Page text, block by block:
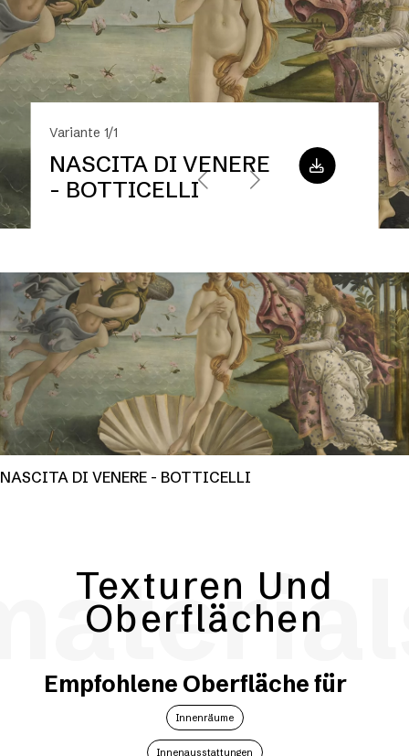
Variante 1/1
NASCITA DI VENERE
- BOTTICELLI
NASCITA DI VENERE - BOTTICELLI
Texturen Und
Oberflächen
Empfohlene Oberfläche für
Innenräume
Innenausstattungen